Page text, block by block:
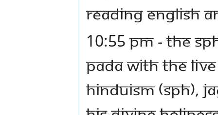
READING ENGLISH
10:55 PM - THE
PADA WITH THE
HINDUISM (SPH),